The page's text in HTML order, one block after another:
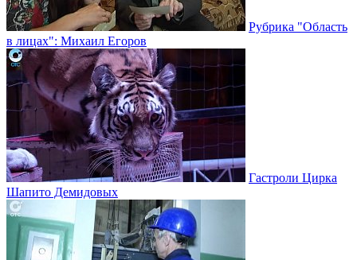
Рубрика "Область
в лицах": Михаил Егоров
Гастроли Цирка
Шапито Демидовых